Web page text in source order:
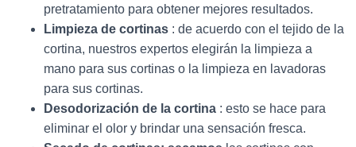
pretratamiento para obtener mejores resultados.
Limpieza de cortinas : de acuerdo con el tejido de la
cortina, nuestros expertos elegirán la limpieza a
mano para sus cortinas o la limpieza en lavadoras
para sus cortinas.
Desodorización de la cortina : esto se hace para
eliminar el olor y brindar una sensación fresca.